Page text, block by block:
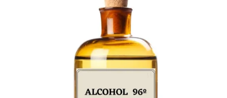
Dónde encontrarnos